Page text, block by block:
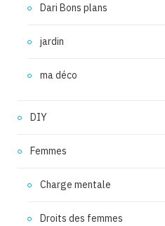
Dari Bons plans
jardin
ma déco
DIY
Femmes
Charge mentale
Droits des femmes